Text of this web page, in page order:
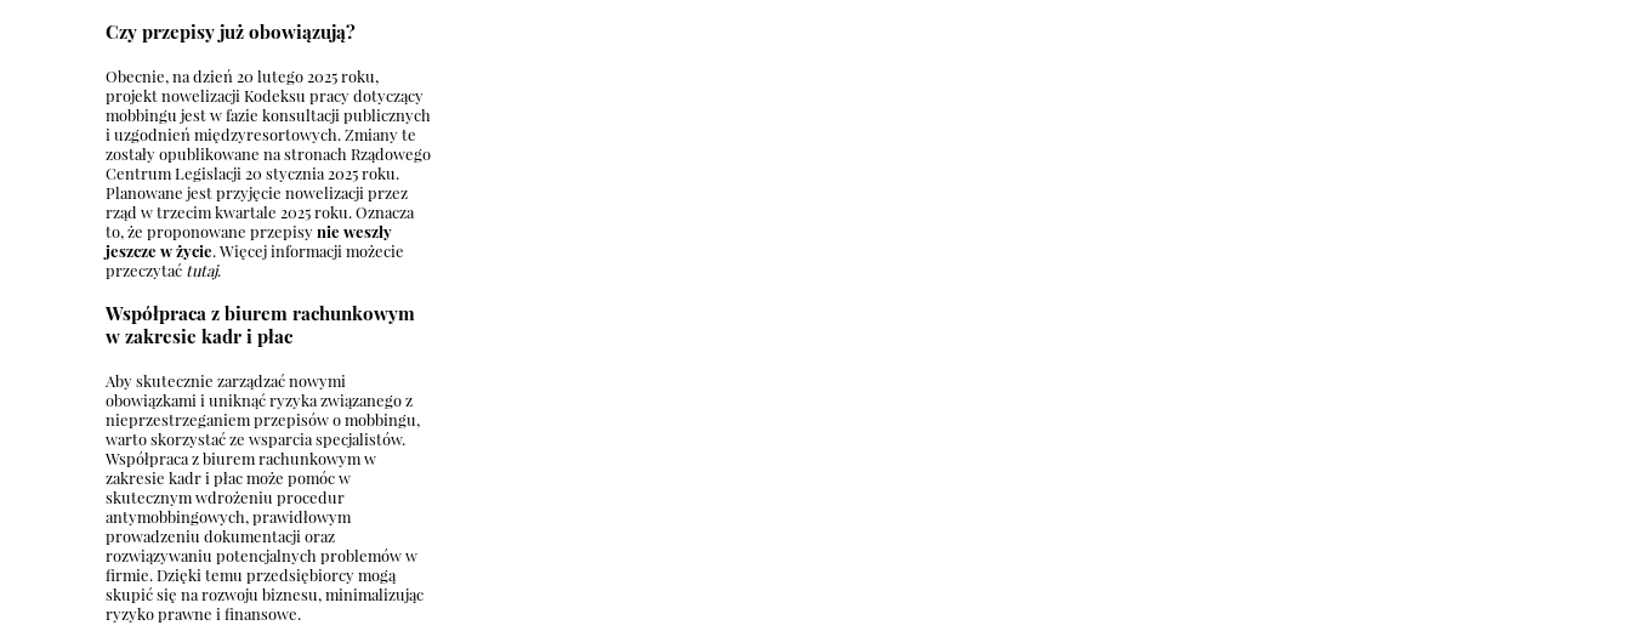
Czy przepisy już obowiązują?
Obecnie, na dzień 20 lutego 2025 roku,
projekt nowelizacji Kodeksu pracy dotyczący
mobbingu jest w fazie konsultacji publicznych
i uzgodnień międzyresortowych. Zmiany te
zostały opublikowane na stronach Rządowego
Centrum Legislacji 20 stycznia 2025 roku.
Planowane jest przyjęcie nowelizacji przez
rząd w trzecim kwartale 2025 roku. Oznacza
to, że proponowane przepisynie weszły
jeszcze w życie. Więcej informacji możecie
przeczytać tutaj.
Współpraca z biurem rachunkowym
w zakresie kadr i płac
Aby skutecznie zarządzać nowymi
obowiązkami i uniknąć ryzyka związanego z
nieprzestrzeganiem przepisów o mobbingu,
warto skorzystać ze wsparcia specjalistów.
Współpraca z biurem rachunkowym w
zakresie kadr i płac może pomóc w
skutecznym wdrożeniu procedur
antymobbingowych, prawidłowym
prowadzeniu dokumentacji oraz
rozwiązywaniu potencjalnych problemów w
firmie. Dzięki temu przedsiębiorcy mogą
skupić się na rozwoju biznesu, minimalizując
ryzyko prawne i finansowe.